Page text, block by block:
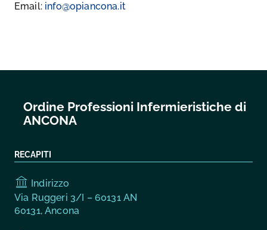
Email: info@opiancona.it
Ordine Professioni Infermieristiche di
ANCONA
RECAPITI
Indirizzo
Via Ruggeri 3/I – 60131 AN
60131, Ancona